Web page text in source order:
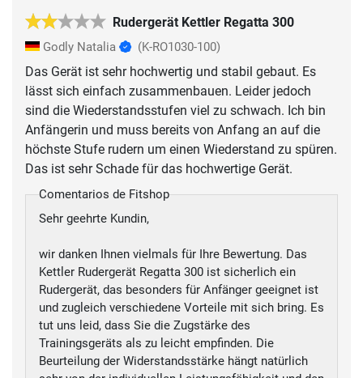
Rudergerät Kettler Regatta 300
Godly Natalia (K-RO1030-100)
Das Gerät ist sehr hochwertig und stabil gebaut. Es
lässt sich einfach zusammenbauen. Leider jedoch
sind die Wiederstandsstufen viel zu schwach. Ich bin
Anfängerin und muss bereits von Anfang an auf die
höchste Stufe rudern um einen Wiederstand zu spüren.
Das ist sehr Schade für das hochwertige Gerät.
Comentarios de Fitshop
Sehr geehrte Kundin,
wir danken Ihnen vielmals für Ihre Bewertung. Das
Kettler Rudergerät Regatta 300 ist sicherlich ein
Rudergerät, das besonders für Anfänger geeignet ist
und zugleich verschiedene Vorteile mit sich bring. Es
tut uns leid, dass Sie die Zugstärke des
Trainingsgeräts als zu leicht empfinden. Die
Beurteilung der Widerstandsstärke hängt natürlich